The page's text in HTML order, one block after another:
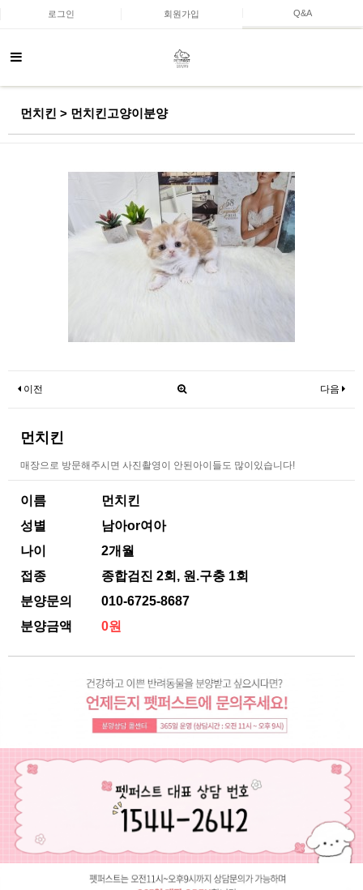
로그인 회원가입 Q&A
먼치킨 > 먼치킨고양이분양
이전 다음
먼치킨
매장으로 방문해주시면 사진촬영이 안된아이들도 많이있습니다!
이름
먼치킨
성별
남아or여아
나이
2개월
접종
종합검진 2회, 원.구충 1회
분양문의
010-6725-8687
분양금액
0원